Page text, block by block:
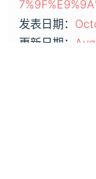
发表日期：
更新日期：